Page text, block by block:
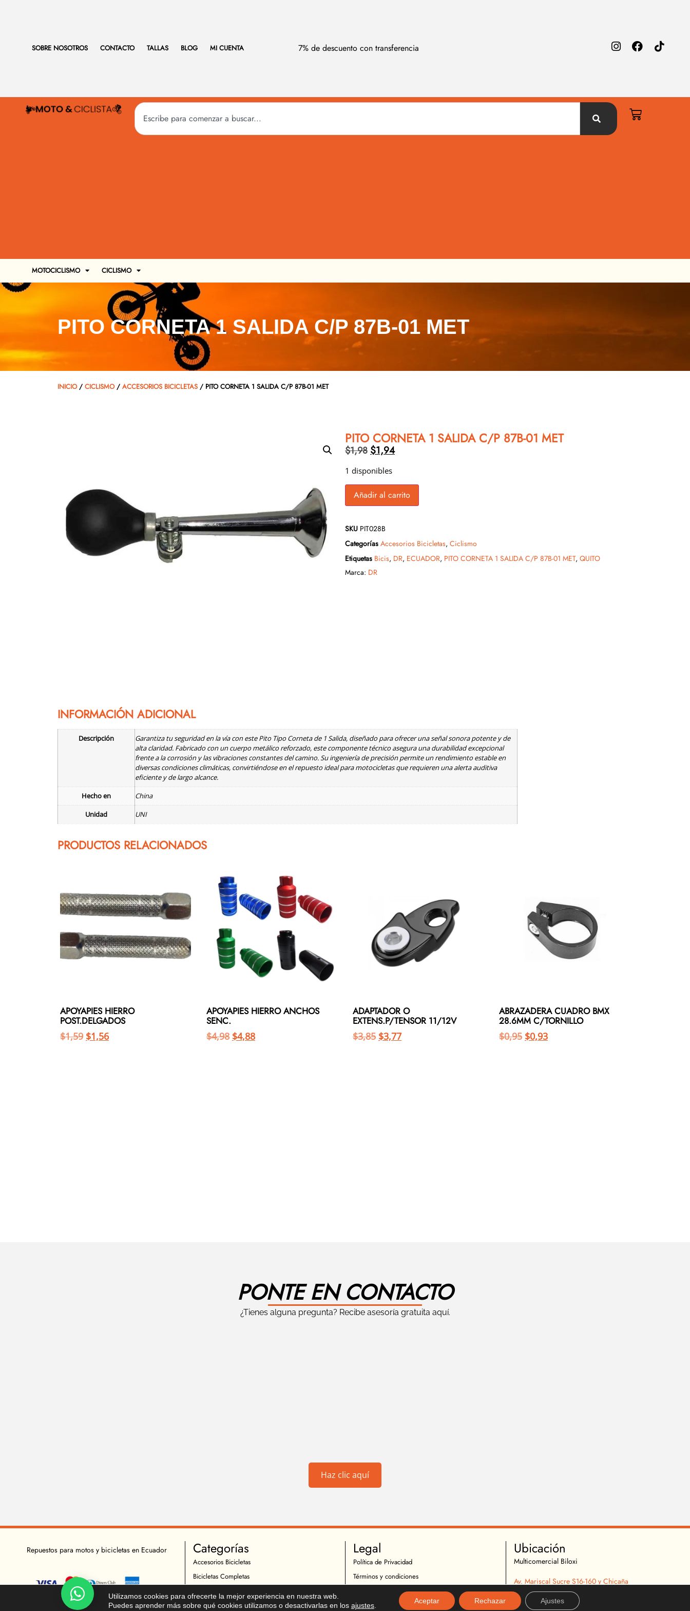
SOBRE NOSOTROS CONTACTO TALLAS BLOG MI CUENTA 7% de descuento con transferencia
MOTOCICLISMO CICLISMO
PITO CORNETA 1 SALIDA C/P 87B-01 MET
INICIO/ CICLISMO/ ACCESORIOS BICICLETAS / PITO CORNETA 1 SALIDA C/P 87B-01 MET
PITO CORNETA 1 SALIDA C/P 87B-01 MET
$1,98 $1,94
1 disponibles
Añadir al carrito
SKU PIT028B
Categorías Accesorios Bicicletas, Ciclismo
Etiquetas Bicis, DR, ECUADOR, PITO CORNETA 1 SALIDA C/P 87B-01 MET, QUITO
Marca: DR
INFORMACIÓN ADICIONAL
Descripción
Garantiza tu seguridad en la vía con este Pito Tipo Corneta de 1 Salida, diseñado para ofrecer una señal sonora potente y de
alta claridad. Fabricado con un cuerpo metálico reforzado, este componente técnico asegura una durabilidad excepcional
frente a la corrosión y las vibraciones constantes del camino. Su ingeniería de precisión permite un rendimiento estable en
diversas condiciones climáticas, convirtiéndose en el repuesto ideal para motocicletas que requieren una alerta auditiva
eficiente y de largo alcance.
Hecho en
China
Unidad
UNI
PRODUCTOS RELACIONADOS
APOYAPIES HIERRO
POST.DELGADOS
$1,59 $1,56
APOYAPIES HIERRO ANCHOS
SENC.
$4,98 $4,88
ADAPTADOR O
EXTENS.P/TENSOR 11/12V
$3,85 $3,77
ABRAZADERA CUADRO BMX
28.6MM C/TORNILLO
$0,95 $0,93
PONTE EN CONTACTO
¿Tienes alguna pregunta? Recibe asesoría gratuita aquí.
Haz clic aquí
Repuestos para motos y bicicletas en Ecuador Categorías
Accesorios Bicicletas
Bicicletas Completas
Indumentaria Ciclistas
Legal
Política de Privacidad
Términos y condiciones
Política de Cookies
Política de Devoluciones
Ubicación
Multicomercial Biloxi
Av. Mariscal Sucre S16-160 y Chicaña
Quito, Ecuador
02 2627 540
Utilizamos cookies para ofrecerte la mejor experiencia en nuestra web.
Puedes aprender más sobre qué cookies utilizamos o desactivarlas en los ajustes.
Aceptar Rechazar Ajustes
Chatea!